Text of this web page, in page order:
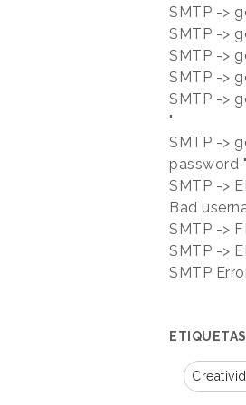
SMTP ->
SMTP ->
SMTP ->
SMTP ->
SMTP ->
"
SMTP ->
password "
SMTP ->
Bad
SMTP ->
SMTP ->
SMTP